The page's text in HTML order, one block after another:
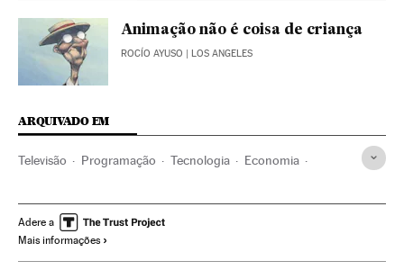
Animação não é coisa de criança
ROCÍO AYUSO | LOS ANGELES
ARQUIVADO EM
Televisão Programação Tecnologia Economia
Desenhos animados Animação
Cinema dos Estados Unidos
Adere a
Mais informações